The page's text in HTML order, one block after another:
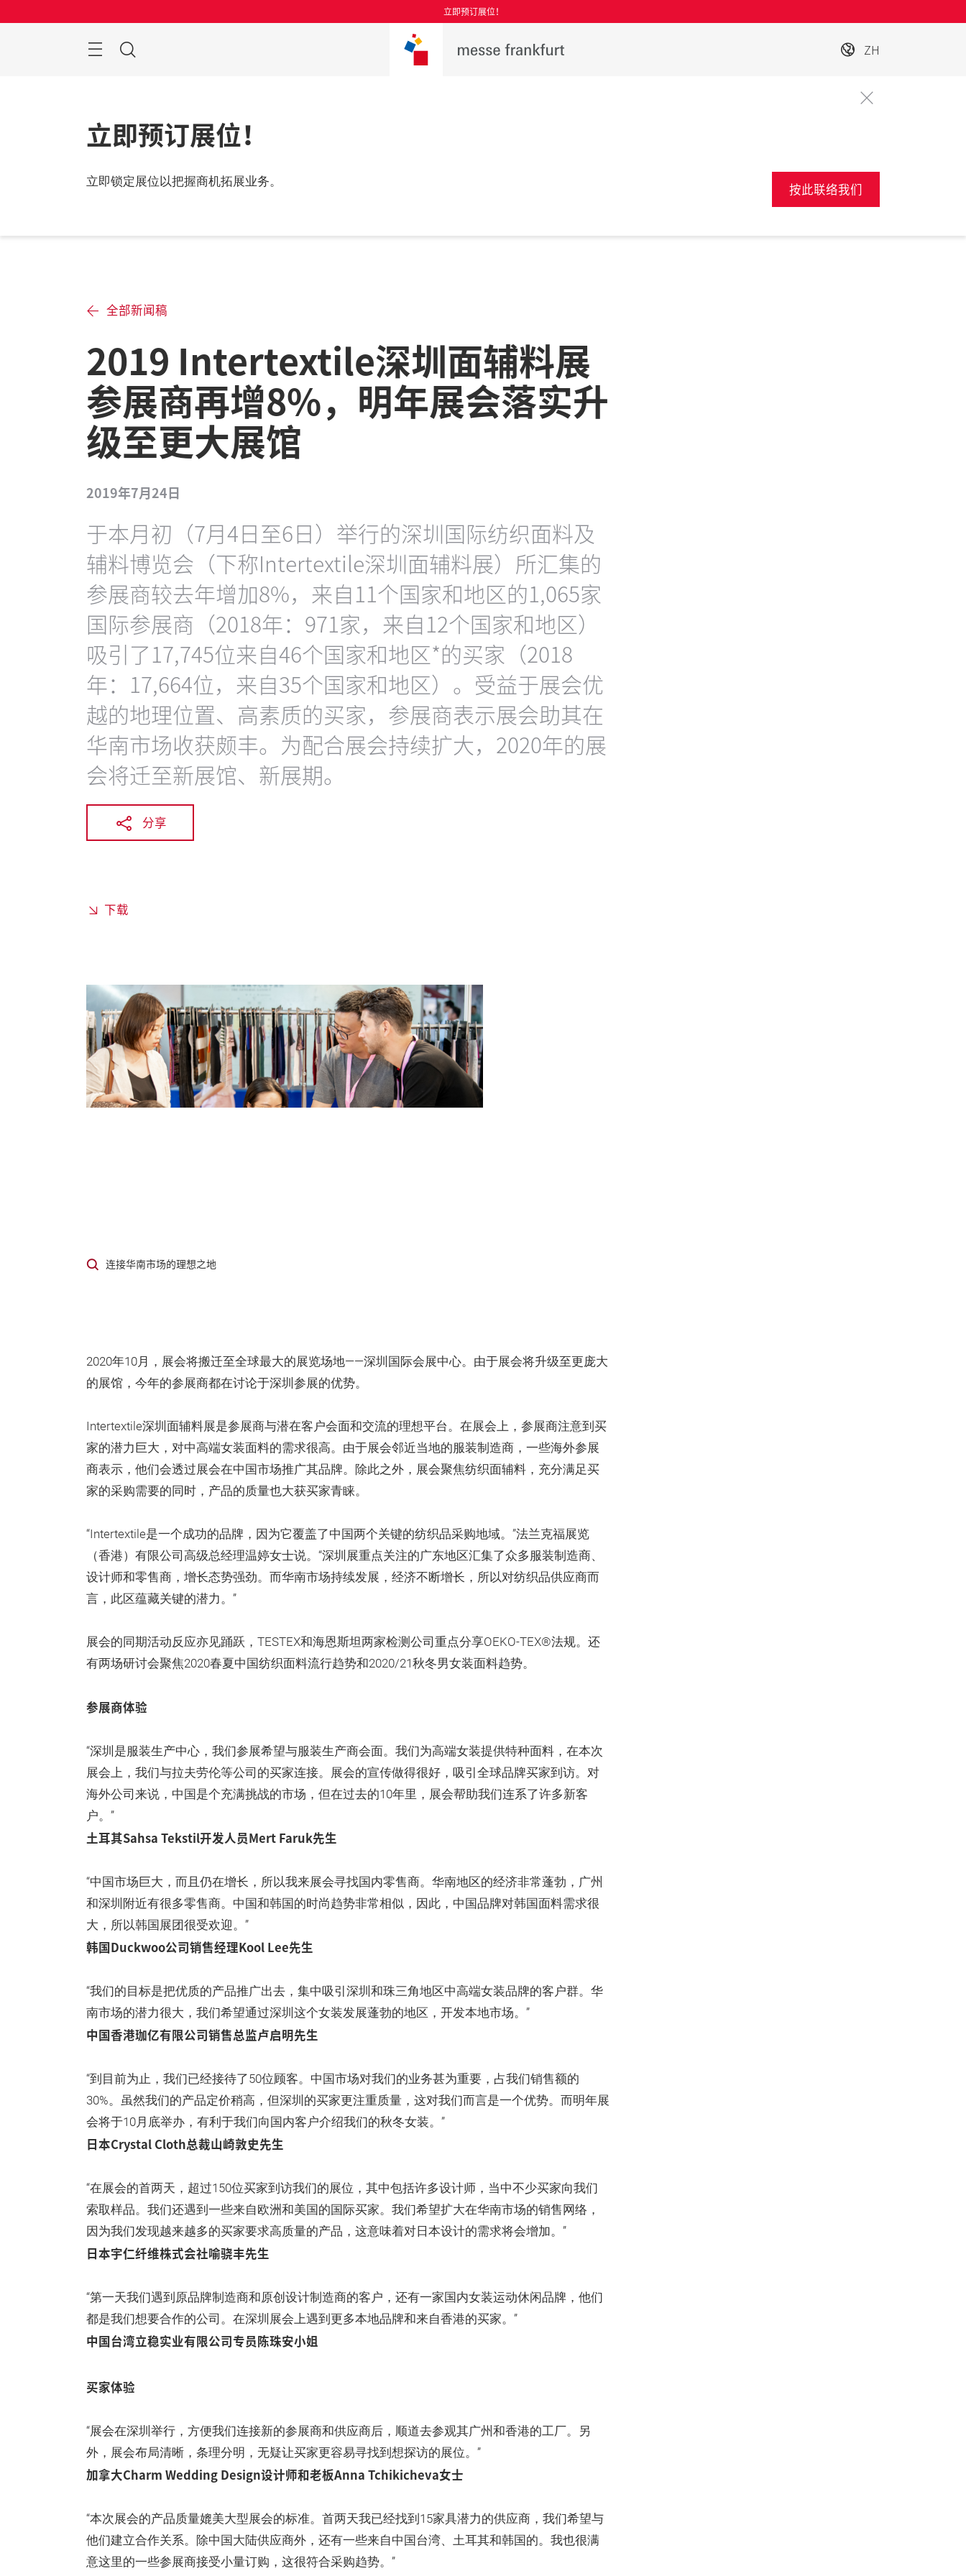
过
立即预订展位！
菜
搜
ZH
立即预订展位！
立即锁定展位以把握商机拓展业务。 按此联络我们
全部新闻稿
2019 Intertextile深圳面辅料展
参展商再增8%，明年展会落实升
级至更大展馆
2019年7月24日
于本月初（7月4日至6日）举行的深圳国际纺织面料及
辅料博览会（下称Intertextile深圳面辅料展）所汇集的
参展商较去年增加8%，来自11个国家和地区的1,065家
国际参展商（2018年：971家，来自12个国家和地区）
吸引了17,745位来自46个国家和地区*的买家（2018
年：17,664位，来自35个国家和地区）。受益于展会优
越的地理位置、高素质的买家，参展商表示展会助其在
华南市场收获颇丰。为配合展会持续扩大，2020年的展
会将迁至新展馆、新展期。
分享
下载
连接华南市场的理想之地
2020年10月，展会将搬迁至全球最大的展览场地——深圳国际会展中心。由于展会将升级至更庞大
的展馆，今年的参展商都在讨论于深圳参展的优势。
Intertextile深圳面辅料展是参展商与潜在客户会面和交流的理想平台。在展会上，参展商注意到买
家的潜力巨大，对中高端女装面料的需求很高。由于展会邻近当地的服装制造商，一些海外参展
商表示，他们会透过展会在中国市场推广其品牌。除此之外，展会聚焦纺织面辅料，充分满足买
家的采购需要的同时，产品的质量也大获买家青睐。
“Intertextile是一个成功的品牌，因为它覆盖了中国两个关键的纺织品采购地域。”法兰克福展览
（香港）有限公司高级总经理温婷女士说。“深圳展重点关注的广东地区汇集了众多服装制造商、
设计师和零售商，增长态势强劲。而华南市场持续发展，经济不断增长，所以对纺织品供应商而
言，此区蕴藏关键的潜力。”
展会的同期活动反应亦见踊跃，TESTEX和海恩斯坦两家检测公司重点分享OEKO-TEX®法规。还
有两场研讨会聚焦2020春夏中国纺织面料流行趋势和2020/21秋冬男女装面料趋势。
参展商体验
“深圳是服装生产中心，我们参展希望与服装生产商会面。我们为高端女装提供特种面料，在本次
展会上，我们与拉夫劳伦等公司的买家连接。展会的宣传做得很好，吸引全球品牌买家到访。对
海外公司来说，中国是个充满挑战的市场，但在过去的10年里，展会帮助我们连系了许多新客
户。”
土耳其Sahsa Tekstil开发人员Mert Faruk先生
“中国市场巨大，而且仍在增长，所以我来展会寻找国内零售商。华南地区的经济非常蓬勃，广州
和深圳附近有很多零售商。中国和韩国的时尚趋势非常相似，因此，中国品牌对韩国面料需求很
大，所以韩国展团很受欢迎。”
韩国Duckwoo公司销售经理Kool Lee先生
“我们的目标是把优质的产品推广出去，集中吸引深圳和珠三角地区中高端女装品牌的客户群。华
南市场的潜力很大，我们希望通过深圳这个女装发展蓬勃的地区，开发本地市场。”
中国香港珈亿有限公司销售总监卢启明先生
“到目前为止，我们已经接待了50位顾客。中国市场对我们的业务甚为重要，占我们销售额的
30%。虽然我们的产品定价稍高，但深圳的买家更注重质量，这对我们而言是一个优势。而明年展
会将于10月底举办，有利于我们向国内客户介绍我们的秋冬女装。”
日本Crystal Cloth总裁山崎敦史先生
“在展会的首两天，超过150位买家到访我们的展位，其中包括许多设计师，当中不少买家向我们
索取样品。我们还遇到一些来自欧洲和美国的国际买家。我们希望扩大在华南市场的销售网络，
因为我们发现越来越多的买家要求高质量的产品，这意味着对日本设计的需求将会增加。”
日本宇仁纤维株式会社喻骁丰先生
“第一天我们遇到原品牌制造商和原创设计制造商的客户，还有一家国内女装运动休闲品牌，他们
都是我们想要合作的公司。在深圳展会上遇到更多本地品牌和来自香港的买家。”
中国台湾立稳实业有限公司专员陈珠安小姐
买家体验
“展会在深圳举行，方便我们连接新的参展商和供应商后，顺道去参观其广州和香港的工厂。另
外，展会布局清晰，条理分明，无疑让买家更容易寻找到想探访的展位。”
加拿大Charm Wedding Design设计师和老板Anna Tchikicheva女士
“本次展会的产品质量媲美大型展会的标准。首两天我已经找到15家具潜力的供应商，我们希望与
他们建立合作关系。除中国大陆供应商外，还有一些来自中国台湾、土耳其和韩国的。我也很满
意这里的一些参展商接受小量订购，这很符合采购趋势。”